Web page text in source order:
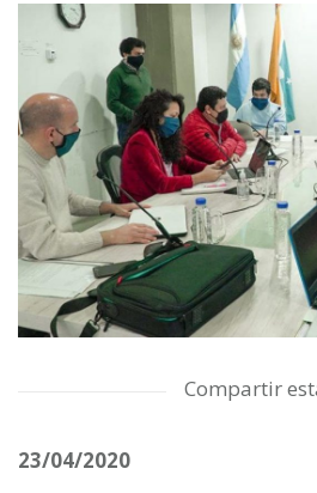
Compartir
23/04/2020